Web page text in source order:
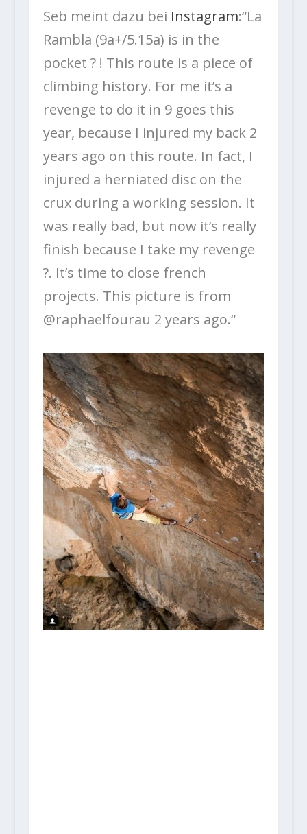
Seb meint dazu bei Instagram:“La
Rambla (9a+/5.15a) is in the
pocket ? ! This route is a piece of
climbing history. For me it’s a
revenge to do it in 9 goes this
year, because I injured my back 2
years ago on this route. In fact, I
injured a herniated disc on the
crux during a working session. It
was really bad, but now it’s really
finish because I take my revenge
?. It’s time to close french
projects. This picture is from
@raphaelfourau 2 years ago.“